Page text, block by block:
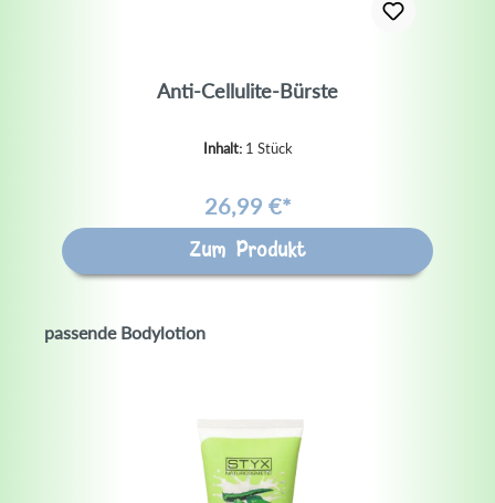
Anti-Cellulite-Bürste
Inhalt: 1 Stück
26,99 €*
Zum Produkt
passende Bodylotion